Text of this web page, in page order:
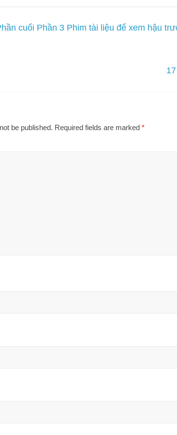
cuối Phần 3 Phim tài liệu để xem hậu
be published. Required fields are marked *